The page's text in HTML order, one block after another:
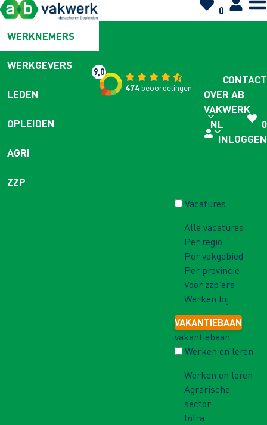
0
WERKNEMERS
WERKGEVERS
LEDEN
OPLEIDEN
AGRI
ZZP
9,0
474beoordelingen
CONTACT
OVER AB
VAKWERK
NL
0
INLOGGEN
Vacatures
Alle vacatures
Per regio
Per vakgebied
Per provincie
Voor zzp'ers
Werken bij
VAKANTIEBAAN
vakantiebaan
Werken en leren
Werken en leren
Agrarische
sector
Infra